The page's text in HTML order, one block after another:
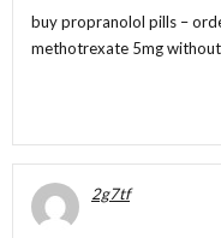
buy propranolol pills –
methotrexate 5mg
2g7tf